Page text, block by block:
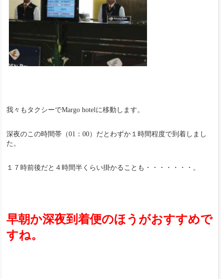
我々もタクシーでMargo hotelに移動します。
深夜のこの時間帯（01：00）だとわずか１時間程度で到着しまし
た。
１７時前後だと４時間半くらい掛かることも・・・・・・・。
早朝か深夜到着便のほうがおすすめで
すね。